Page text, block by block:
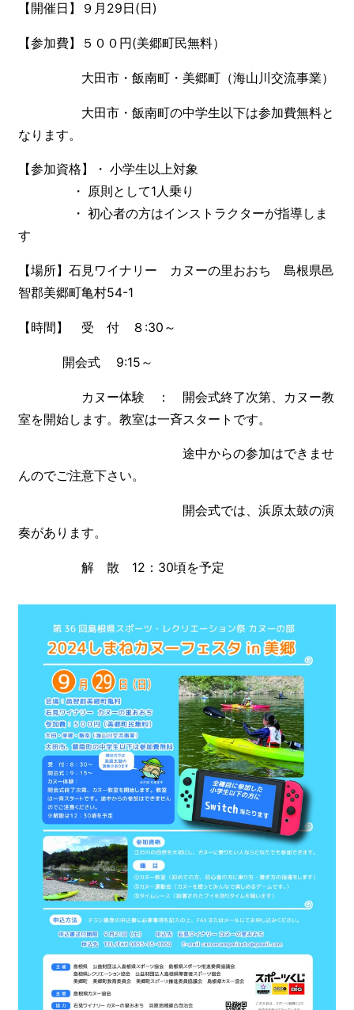
【開催日】９月29日(日)
【参加費】５００円(美郷町民無料）
大田市・飯南町・美郷町（海山川交流事業）
大田市・飯南町の中学生以下は参加費無料と
なります。
【参加資格】・ 小学生以上対象
・ 原則として1人乗り
・ 初心者の方はインストラクターが指導しま
す
【場所】石見ワイナリー カヌーの里おおち 島根県邑
智郡美郷町亀村54-1
【時間】 受 付 ８:30～
開会式 9:15～
カヌー体験 ： 開会式終了次第、カヌー教
室を開始します。教室は一斉スタートです。
途中からの参加はできませ
んのでご注意下さい。
開会式では、浜原太鼓の演
奏があります。
解 散 12：30頃を予定